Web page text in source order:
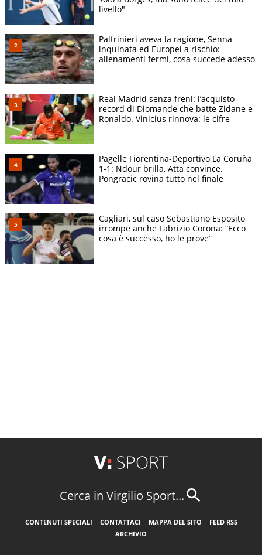
livello"
Paltrinieri aveva la ragione, Senna
inquinata ed Europei a rischio:
allenamenti fermi, cosa succede adesso
Real Madrid senza freni: l’acquisto
record di Diomande che batte Zidane e
Ronaldo. Vinicius rinnova: le cifre
Pagelle Fiorentina-Deportivo La Coruña
1-1: Ndour brilla, Atta convince.
Pongracic rovina tutto nel finale
Cagliari, sul caso Sebastiano Esposito
irrompe anche Fabrizio Corona: “Ecco
cosa è successo, ho le prove”
Cerca in Virgilio Sport...
CONTENUTI SPECIALI CONTATTACI MAPPA DEL SITO
FEED RSS
ARCHIVIO